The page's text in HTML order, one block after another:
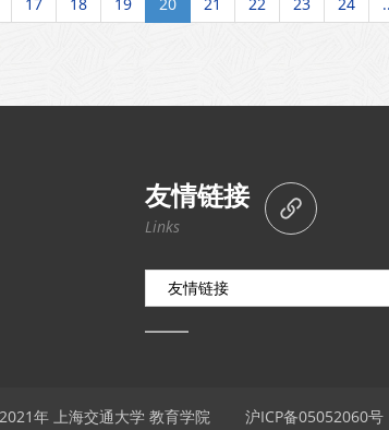
友情链接
Links
友情链接
年 上海交通大学 教育学院 沪ICP备05052060号